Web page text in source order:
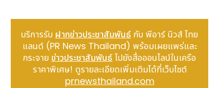
อาหารไหลย้อนกลับขึ้นไปยังหลอดอาหาร ทำให้เกิดอาการ
ระคายเคือง เช่น แสบร้อนกลางอก เรอเปรี้ยว หรืออาการ
อื่น ๆ ที่รบกวนคุณภาพชีวิต และหากปล่อยไว้อาจนำไปสู่
ภาวะแทรกซ้อนที่รุนแรงได้
โดยกรดไหลย้อนเกิดจากความผิดปกติของกล้ามเนื้อหูรูด
หลอดอาหารส่วนล่าง (Lower Esophageal
บริการรับ ฝากข่าวประชาสัมพันธ์ กับ พีอาร์ นิวส์ ไทย
แลนด์ (PR News Thailand) พร้อมเผยแพร่และ
กระจาย ข่าวประชาสัมพันธ์ ไปยังสื่อออนไลน์ในเครือ
ราคาพิเศษ! ดูรายละเอียดเพิ่มเติมได้ที่เว็บไซต์
prnewsthailand.com